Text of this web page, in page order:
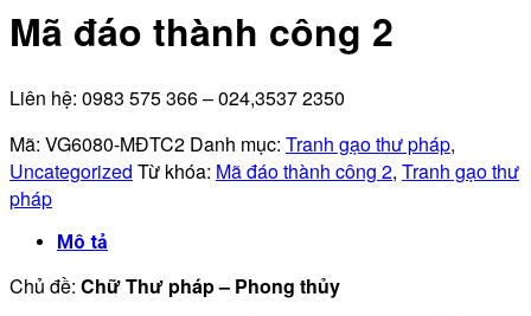
Mã đáo thành công 2
Liên hệ: 0983 575 366 – 024,3537 2350
Mã: VG6080-MĐTC2 Danh mục: Tranh gạo thư pháp,
Uncategorized Từ khóa: Mã đáo thành công 2, Tranh gạo thư
pháp
Mô tả
Chủ đề: Chữ Thư pháp – Phong thủy